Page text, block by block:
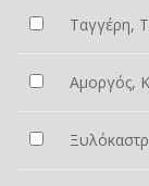
Ταγγέρη,
Αμοργός,